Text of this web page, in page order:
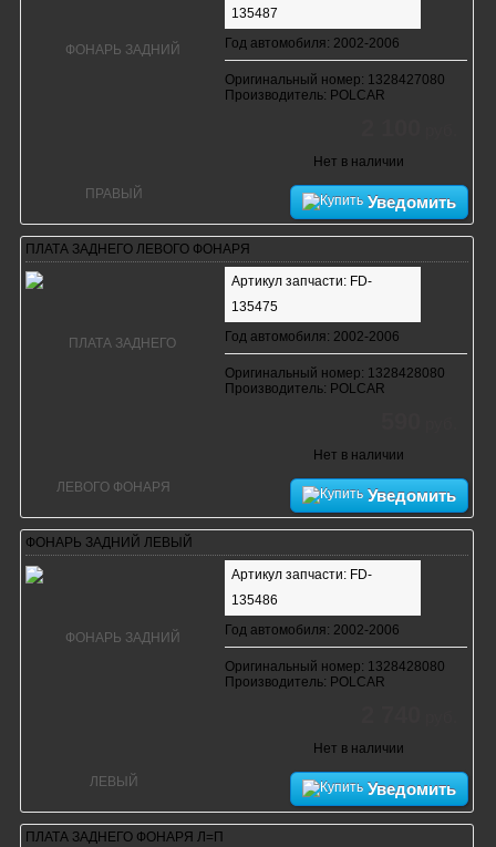
135487
Год автомобиля: 2002-2006
Оригинальный номер: 1328427080
Производитель: POLCAR
Нет в наличии
Уведомить
ПЛАТА ЗАДНЕГО ЛЕВОГО ФОНАРЯ
Артикул запчасти: FD-
135475
Год автомобиля: 2002-2006
Оригинальный номер: 1328428080
Производитель: POLCAR
Нет в наличии
Уведомить
ФОНАРЬ ЗАДНИЙ ЛЕВЫЙ
Артикул запчасти: FD-
135486
Год автомобиля: 2002-2006
Оригинальный номер: 1328428080
Производитель: POLCAR
Нет в наличии
Уведомить
ПЛАТА ЗАДНЕГО ФОНАРЯ Л=П